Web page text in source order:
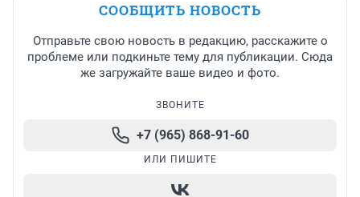
СООБЩИТЬ НОВОСТЬ
Отправьте свою новость в редакцию, расскажите о
проблеме или подкиньте тему для публикации. Сюда
же загружайте ваше видео и фото.
ЗВОНИТЕ
+7 (965) 868-91-60
ИЛИ ПИШИТЕ